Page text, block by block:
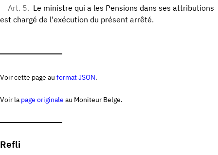
Art. 5. Le ministre qui a les Pensions dans ses attributions
est chargé de l'exécution du présent arrêté.
Voir cette page au format JSON.
Voir la page originale au Moniteur Belge.
Refli